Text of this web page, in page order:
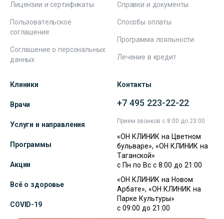
Лицензии и сертификаты
Пользовательское
соглашение
Соглашение о персональных
данных
Справки и документы
Способы оплаты
Программа лояльности
Лечение в кредит
Клиники
Врачи
Услуги и направления
Программы
Акции
Всё о здоровье
COVID-19
Контакты
+7 495 223-22-22
Прием звонков с 8:00 до 23:00
«ОН КЛИНИК на Цветном
бульваре», «ОН КЛИНИК на
Таганской»
с Пн по Вс с 8:00 до 21:00
«ОН КЛИНИК на Новом
Арбате», «ОН КЛИНИК на
Парке Культуры»
с 09:00 до 21:00